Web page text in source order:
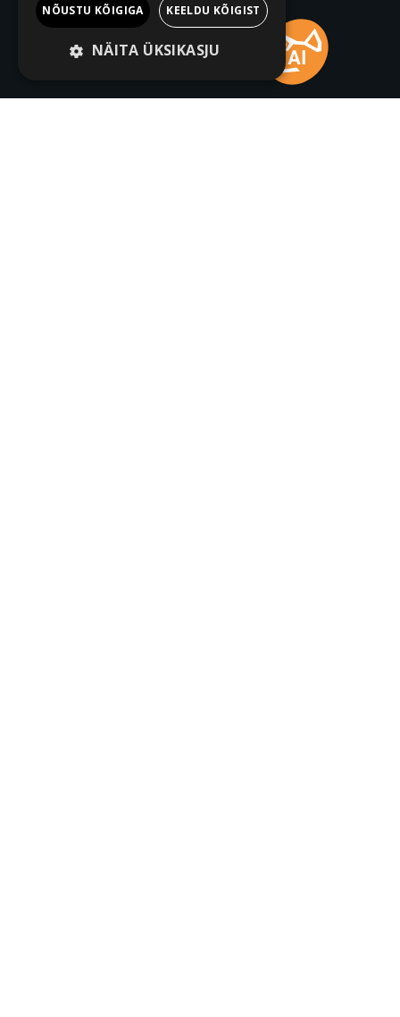
NÕUSTU KÕIGIGA KEELDU KÕIGIST
NÄITA ÜKSIKASJU